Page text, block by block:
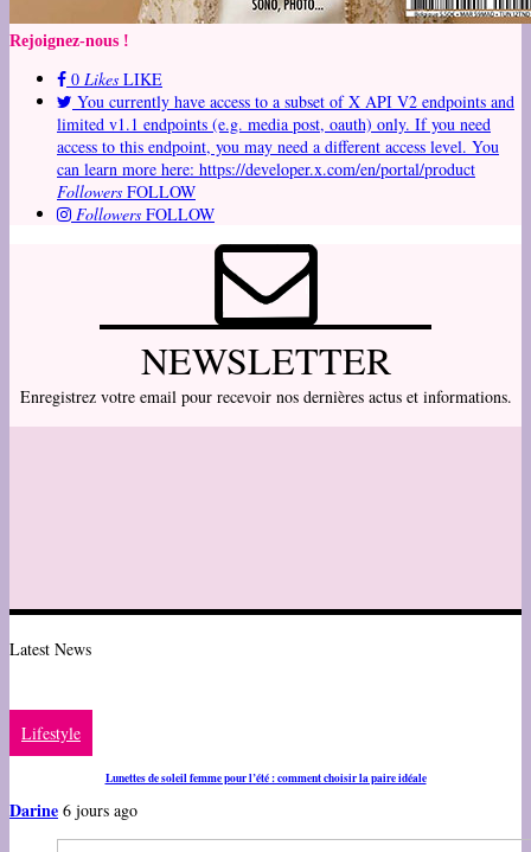
Rejoignez-nous !
0 Likes LIKE
You currently have access to a subset of X API V2 endpoints and
limited v1.1 endpoints (e.g. media post, oauth) only. If you need
access to this endpoint, you may need a different access level. You
can learn more here: https://developer.x.com/en/portal/product
Followers FOLLOW
Followers FOLLOW
NEWSLETTER
Enregistrez votre email pour recevoir nos dernières actus et informations.
Latest News
Lifestyle
Lunettes de soleil femme pour l’été : comment choisir la paire idéale
Darine 6 jours ago